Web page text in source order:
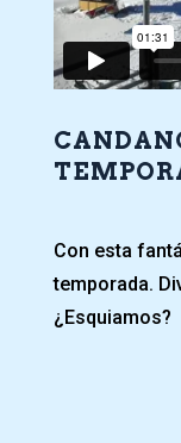
Con esta
temporada.
¿Esquiamos?